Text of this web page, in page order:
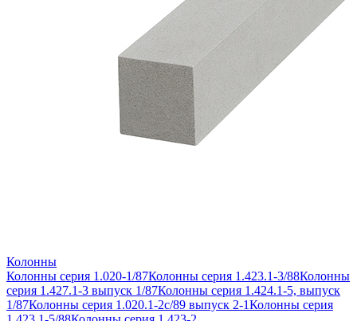
Колонны
Колонны серия 1.020-1/87Колонны серия 1.423.1-3/88Колонны
серия 1.427.1-3 выпуск 1/87Колонны серия 1.424.1-5, выпуск
1/87Колонны серия 1.020.1-2с/89 выпуск 2-1Колонны серия